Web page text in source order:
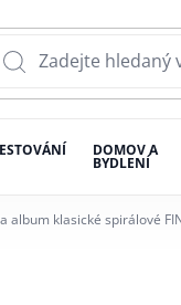
DOMOV A
BYDLENÍ
album klasické spirálové